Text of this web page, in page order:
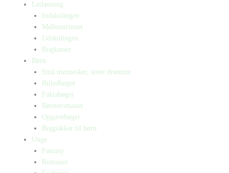
Letlæsning
Indskolingen
Mellemtrinnet
Udskolingen
Bogkasser
Børn
Små mennesker, store drømme
Billedbøger
Faktabøger
Børneromaner
Opgavebøger
Bogpakker til børn
Unge
Fantasy
Romaner